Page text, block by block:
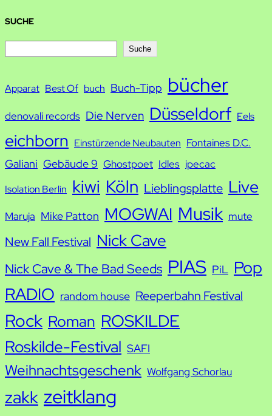
SUCHE
c
Suche
Apparat Best Of buch Buch-Tipp bücher
denovali records Die Nerven Düsseldorf Eels
eichborn Einstürzende Neubauten Fontaines D.C.
Galiani Gebäude 9 Ghostpoet Idles ipecac
Isolation Berlin kiwi Köln Lieblingsplatte Live
Maruja Mike Patton MOGWAI Musik mute
New Fall Festival Nick Cave
Nick Cave & The Bad Seeds PIAS PiL Pop
RADIO random house Reeperbahn Festival
Rock Roman ROSKILDE
Roskilde-Festival SAFI
Weihnachtsgeschenk Wolfgang Schorlau
zakk zeitklang